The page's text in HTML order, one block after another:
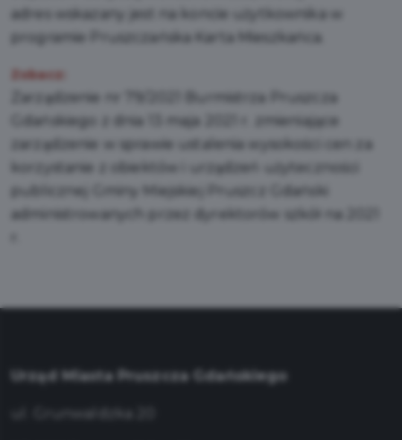
adres wskazany jest na koncie użytkownika w
programie Pruszczańska Karta Mieszkańca.
Zobacz:
Zarządzenie nr 79/2021 Burmistrza Pruszcza
Gdańskiego z dnia 13 maja 2021 r. zmieniające
zarządzenie w sprawie ustalenia wysokości cen za
korzystanie z obiektów i urządzeń użyteczności
publicznej Gminy Miejskiej Pruszcz Gdański
administrowanych przez dyrektorów szkół na 2021
Urząd Miasta Pruszcza Gdańskiego